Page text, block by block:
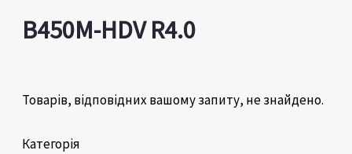
Категорія
B450M-HDV R4.0
Товарів, відповідних вашому запиту, не знайдено.